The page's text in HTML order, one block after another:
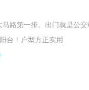
路第一排。出门就是公交
台！️户型方正实用️